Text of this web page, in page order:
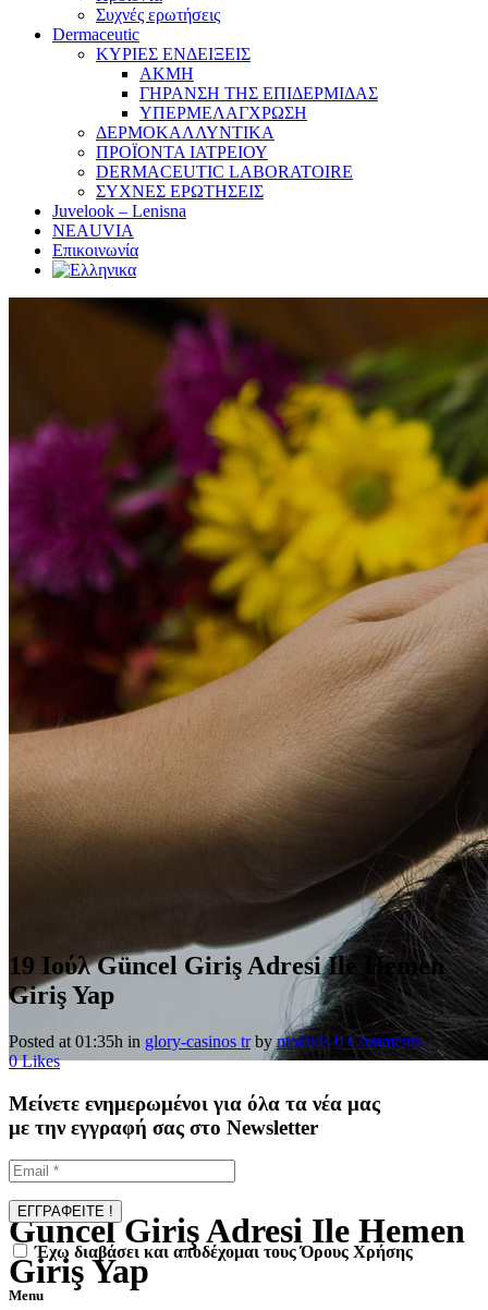
Συχνές ερωτήσεις
Dermaceutic
ΚΥΡΙΕΣ ΕΝΔΕΙΞΕΙΣ
ΑΚΜΗ
ΓΗΡΑΝΣΗ ΤΗΣ ΕΠΙΔΕΡΜΙΔΑΣ
ΥΠΕΡΜΕΛΑΓΧΡΩΣΗ
ΔΕΡΜΟΚΑΛΛΥΝΤΙΚΑ
ΠΡΟΪΟΝΤΑ ΙΑΤΡΕΙΟΥ
DERMACEUTIC LABORATOIRE
ΣΥΧΝΕΣ ΕΡΩΤΗΣΕΙΣ
Juvelook – Lenisna
NEAUVIA
Επικοινωνία
Güncel Giriş Adresi Ile Hemen
Giriş Yap
19 ΙούλGüncel Giriş Adresi Ile Hemen
Giriş Yap
Posted at 01:35h in glory-casinos tr byntolakis 0 Comments
0Likes
Μείνετε ενημερωμένοι για όλα τα νέα μας
με την εγγραφή σας στο Newsletter
Έχω διαβάσει και αποδέχομαι τους Όρους Χρήσης
Menu